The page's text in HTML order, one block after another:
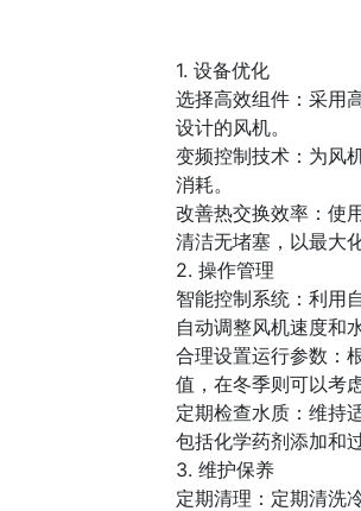
1. 设备优化
选择高效组件：采用
设计的风机。
变频控制技术：为风
消耗。
改善热交换效率：使
清洁无堵塞，以最大
2. 操作管理
智能控制系统：利用
自动调整风机速度和
合理设置运行参数：
值，在冬季则可以考
定期检查水质：维持
包括化学药剂添加和
3. 维护保养
定期清理：定期清洗